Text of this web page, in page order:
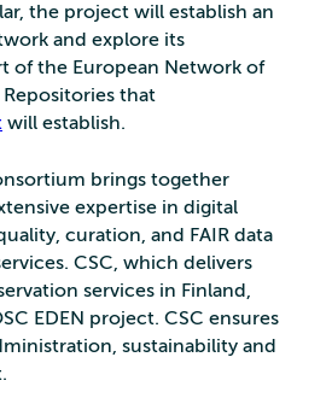
the project will establish an
and explore its
of the European Network of
that
will establish.
brings together
expertise in digital
curation, and FAIR data
CSC, which delivers
services in Finland,
EDEN project. CSC ensures
sustainability and